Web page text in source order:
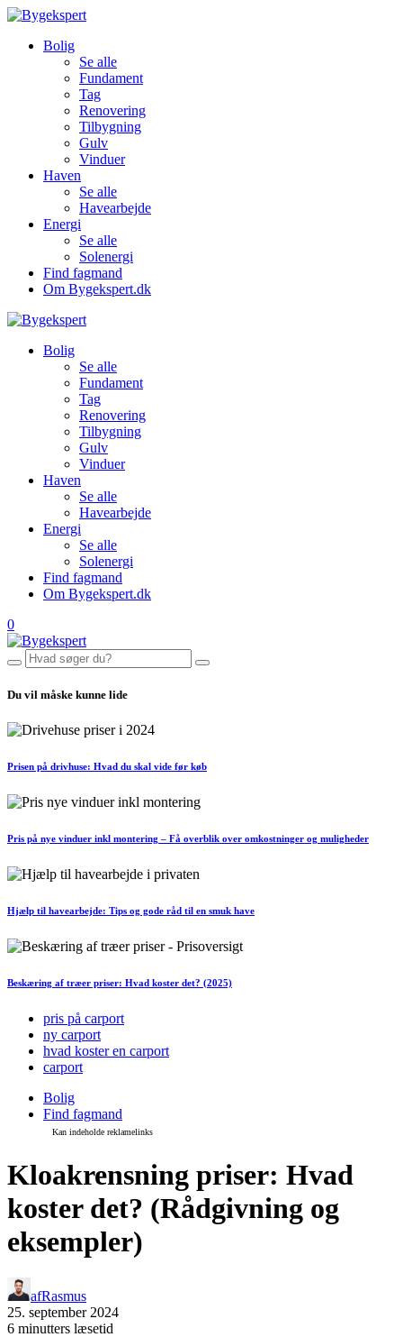
Bolig
Se alle
Fundament
Tag
Renovering
Tilbygning
Gulv
Vinduer
Haven
Se alle
Havearbejde
Energi
Se alle
Solenergi
Find fagmand
Om Bygekspert.dk
Bolig
Se alle
Fundament
Tag
Renovering
Tilbygning
Gulv
Vinduer
Haven
Se alle
Havearbejde
Energi
Se alle
Solenergi
Find fagmand
Om Bygekspert.dk
0
Du vil måske kunne lide
Prisen på drivhuse: Hvad du skal vide før køb
Pris på nye vinduer inkl montering – Få overblik over omkostninger og muligheder
Hjælp til havearbejde: Tips og gode råd til en smuk have
Beskæring af træer priser: Hvad koster det? (2025)
pris på carport
ny carport
hvad koster en carport
carport
Bolig
Find fagmand
Kloakrensning priser: Hvad
koster det? (Rådgivning og
eksempler)
afRasmus
25. september 2024
6 minutters læsetid